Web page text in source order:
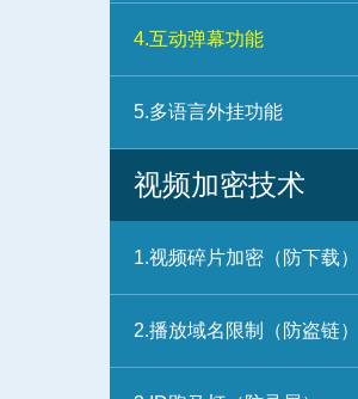
4.互动弹幕功能
5.多语言外挂功能
视频加密技术
1.视频碎片加密（防下载）
2.播放域名限制（防盗链）